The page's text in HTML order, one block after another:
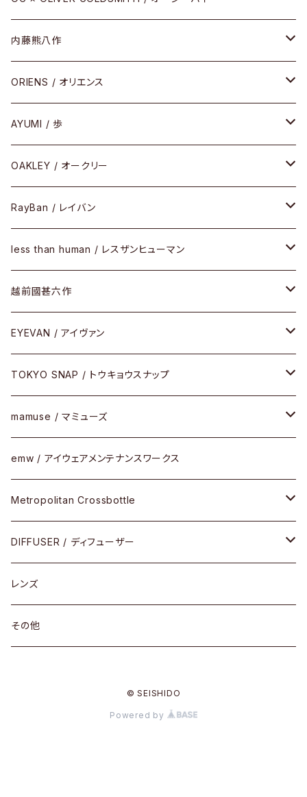
HEAVY EDITION
COMBI （コンビシリーズ）
PREMIUM（プレミアムシリーズ）
PLASTIC（プラスティックシリーズ）
SIRMONT（サーモントシリーズ）
SUNSHIFT
ケア用品
セル
コンビ
メタル
セル
コンビ
内藤熊八作
セル
メタル
コンビ
ORIENS / オリエンス
セルフレーム
メタルフレーム
その他
AYUMI / 歩
セルフレーム
OAKLEY / オークリー
メガネフレーム
サングラス
Frogskins(フロッグスキン )
Latch(ラッチ)
その他
修理
小物
RayBan / レイバン
メガネフレーム
サングラス
その他
less than human / レスザンヒューマン
メガネフレーム
サングラス
その他
越前國甚六作
セルフレーム
メタルフレーム
コンビフレーム
EYEVAN / アイヴァン
メガネ
サングラス
その他
TOKYO SNAP / トウキョウスナップ
セルフレーム
メタルフレーム
コンビネーション
mamuse / マミューズ
セル
メタル
コンビ
emw / アイウェアメンテナンスワークス
Metropolitan Crossbottle
30cm×30cm
18cm×13cm
DIFFUSER / ディフューザー
グラスコード
メガネケース
レンズ
その他
© SEISHIDO
Powered by